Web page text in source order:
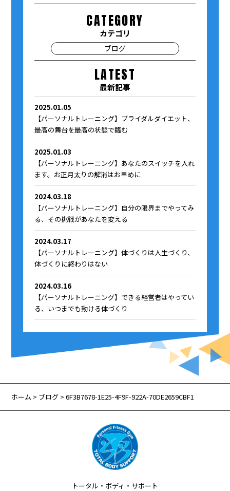
CATEGORY
カテゴリ
ブログ
LATEST
最新記事
2025.01.05
【パーソナルトレーニング】ブライダルダイエット、
最高の舞台を最高の状態で臨む
2025.01.03
【パーソナルトレーニング】あなたのスイッチを入れ
ます。お正月太りの解消はお早めに
2024.03.18
【パーソナルトレーニング】自分の限界までやってみ
る、その挑戦があなたを変える
2024.03.17
【パーソナルトレーニング】体づくりは人生づくり、
体づくりに終わりはない
2024.03.16
【パーソナルトレーニング】できる経営者はやってい
る、いつまでも動ける体づくり
ホーム > ブログ > 6F3B7678-1E25-4F9F-922A-70DE2659CBF1
トータル・ボディ・サポート